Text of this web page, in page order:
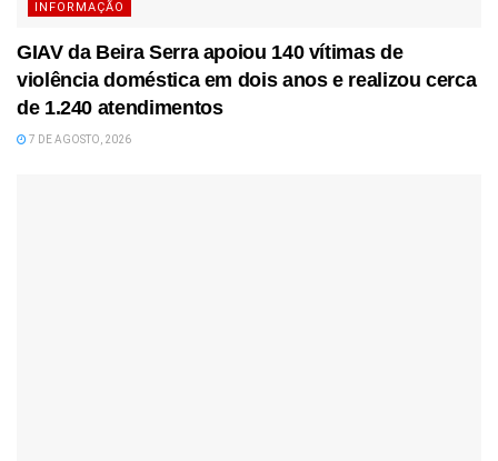
INFORMAÇÃO
GIAV da Beira Serra apoiou 140 vítimas de
violência doméstica em dois anos e realizou cerca
de 1.240 atendimentos
7 DE AGOSTO, 2026